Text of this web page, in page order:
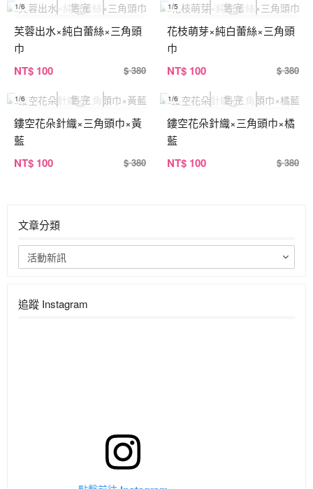
1/6
芙蓉出水×純白蕾絲×三角頭
巾
NT$ 100 $ 380
1/5
花枝萌芽×純白蕾絲×三角頭
巾
NT$ 100 $ 380
1/6
鏤空花朵針織×三角頭巾×黃
藍
NT$ 100 $ 380
1/6
鏤空花朵針織×三角頭巾×橘
藍
NT$ 100 $ 380
文章分類
活動新訊
追蹤 Instagram